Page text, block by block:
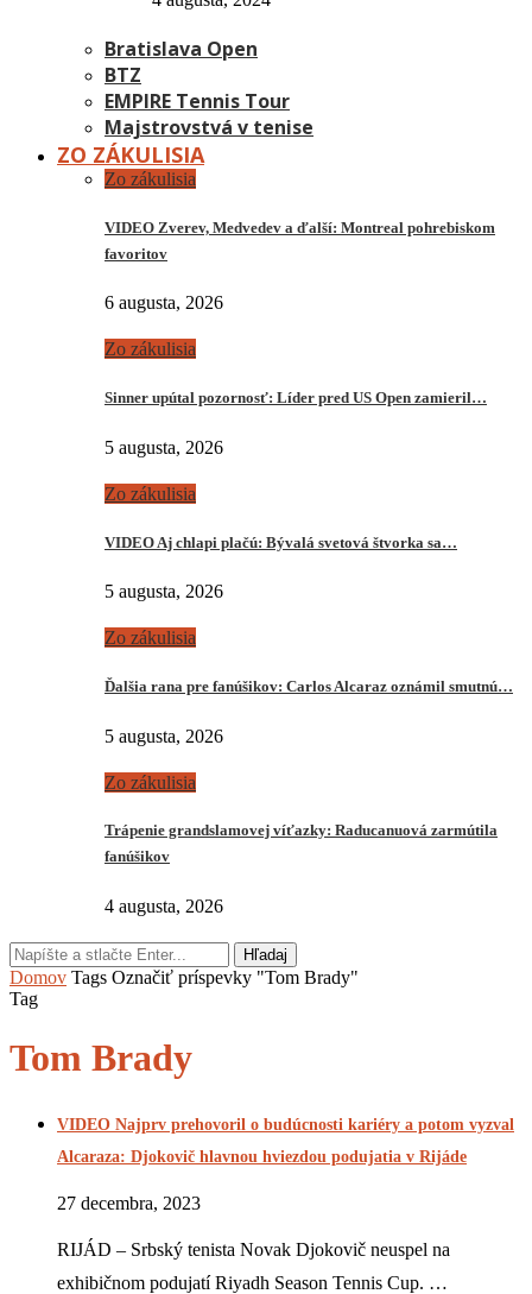
Bratislava Open
BTZ
EMPIRE Tennis Tour
Majstrovstvá v tenise
ZO ZÁKULISIA
Zo zákulisia
VIDEO Zverev, Medvedev a ďalší: Montreal pohrebiskom
favoritov
6 augusta, 2026
Zo zákulisia
Sinner upútal pozornosť: Líder pred US Open zamieril…
5 augusta, 2026
Zo zákulisia
VIDEO Aj chlapi plačú: Bývalá svetová štvorka sa…
5 augusta, 2026
Zo zákulisia
Ďalšia rana pre fanúšikov: Carlos Alcaraz oznámil smutnú…
5 augusta, 2026
Zo zákulisia
Trápenie grandslamovej víťazky: Raducanuová zarmútila
fanúšikov
4 augusta, 2026
Hľadaj
Domov Tags Označiť príspevky "Tom Brady"
Tag
Tom Brady
VIDEO Najprv prehovoril o budúcnosti kariéry a potom vyzval
Alcaraza: Djokovič hlavnou hviezdou podujatia v Rijáde
27 decembra, 2023
RIJÁD – Srbský tenista Novak Djokovič neuspel na
exhibičnom podujatí Riyadh Season Tennis Cup. …